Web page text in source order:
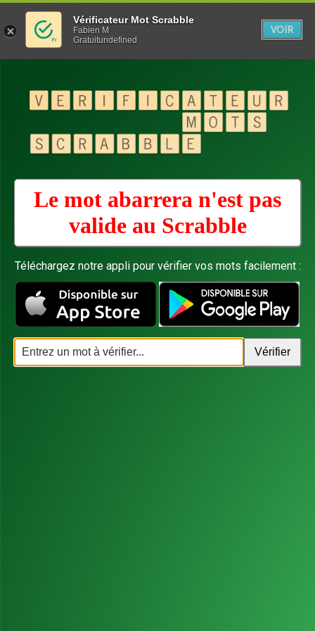
Le mot abarrera n'est pas
valide au Scrabble
Téléchargez notre appli pour vérifier vos mots facilement :
Vérificateur Mot Scrabble
Fabien M
Gratuitundefined
VOIR